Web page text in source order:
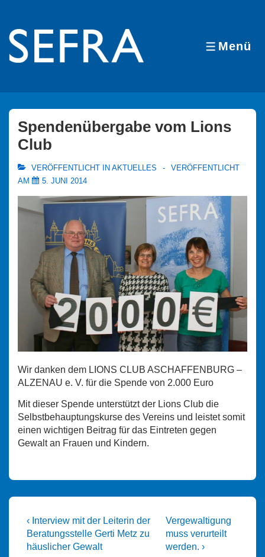
Inhalt
Menü
MENÜ
Spendenübergabe vom Lions
Club
VERÖFFENTLICHT IN AKTUELLES
VERÖFFENTLICHT
AM
5. JUNI 2014
Wir danken dem LIONS CLUB ASCHAFFENBURG –
ALZENAU e. V. für die Spende von 2.000 Euro
Mit dieser Spende unterstützt der Lions Club die
Selbstbehauptungskurse des Vereins und leistet somit
einen wichtigen Beitrag für das Eintreten gegen
Gewalt an Frauen und Kindern.
Beitragsnavigation
Vorheriger
Beitrag
ist
‹ Interview mit der Leiterin der
Beratungsstelle Gerti Metz zu
häuslicher Gewalt
Nächster
Beitrag
ist
Vergewaltigung
muss verurteilt
werden. ›